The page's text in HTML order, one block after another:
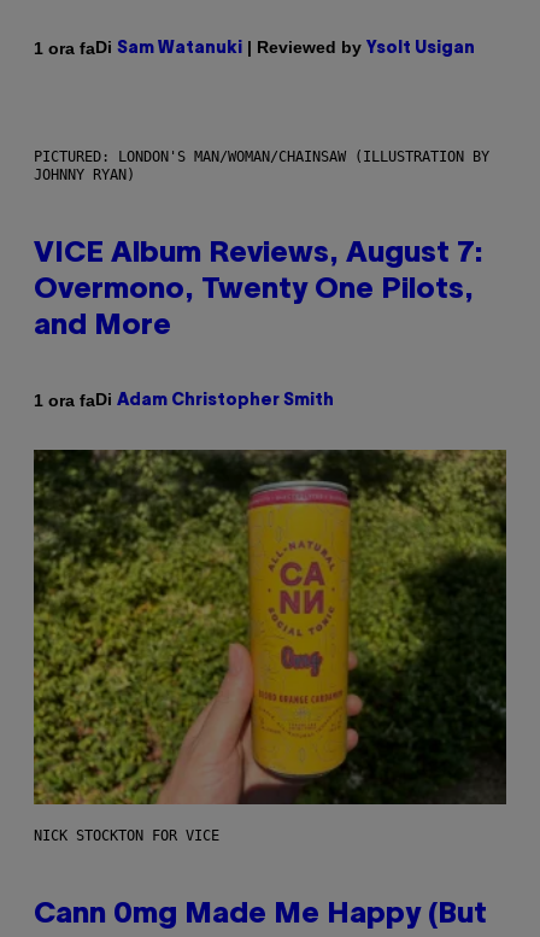
1 ora faDi Sam Watanuki | Reviewed by Ysolt Usigan
PICTURED: LONDON'S MAN/WOMAN/CHAINSAW (ILLUSTRATION BY
JOHNNY RYAN)
VICE Album Reviews, August 7:
Overmono, Twenty One Pilots,
and More
1 ora faDi Adam Christopher Smith
NICK STOCKTON FOR VICE
Cann 0mg Made Me Happy (But